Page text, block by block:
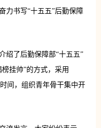
力书写“十五五”后勤保障
绍了后勤保障部“十五五”
挂帅”的方式，采用
间，组织青年骨干集中开